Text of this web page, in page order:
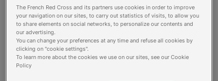
Âgée de 37 ans, Ivana se présente à la
Croix-Rouge ukrainienne avec son fils et
son père pour y trouver de l’aide et du
réconfort.
The French Red Cross and its partners use cookies in order to improve
your navigation on our sites, to carry out statistics of visits, to allow you
to share elements on social networks, to personalize our contents and
our advertising.
You can change your preferences at any time and refuse all cookies by
clicking on "cookie settings".
To learn more about the cookies we use on our sites, see our Cookie
Policy